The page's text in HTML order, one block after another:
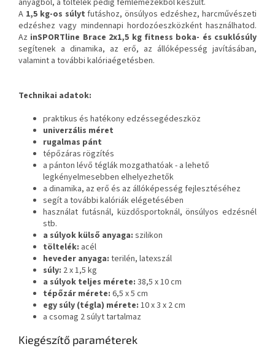
A 1,5 kg-os súlyt futáshoz, önsúlyos edzéshez, harcművészeti
edzéshez vagy mindennapi hordozóeszközként használhatod.
Az inSPORTline Brace 2x1,5 kg fitness boka- és csuklósúly
segítenek a dinamika, az erő, az állóképesség javításában,
valamint a további kalóriaégetésben.
Technikai adatok:
praktikus és hatékony edzéssegédeszköz
univerzális méret
rugalmas pánt
tépőzáras rögzítés
a pánton lévő téglák mozgathatóak - a lehető
legkényelmesebben elhelyezhetők
a dinamika, az erő és az állóképesség fejlesztéséhez
segít a további kalóriák elégetésében
használat futásnál, küzdősportoknál, önsúlyos edzésnél
stb.
a súlyok külső anyaga: szilikon
töltelék: acél
heveder anyaga: terilén, latexszál
súly: 2 x 1,5 kg
a súlyok teljes mérete: 38,5 x 10 cm
tépőzár mérete: 6,5 x 5 cm
egy súly (tégla) mérete: 10 x 3 x 2 cm
a csomag 2 súlyt tartalmaz
Kiegészítő paraméterek